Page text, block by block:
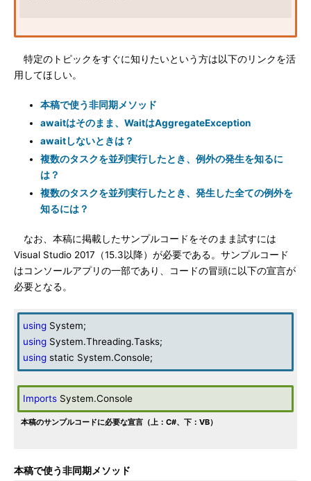
特定のトピックをすぐに知りたいという方は以下のリンクを活
用してほしい。
本稿で使う非同期メソッド
awaitはそのまま、WaitはAggregateException
awaitしないときは？
複数のタスクを並列実行したとき、例外の発生を知るに
は？
複数のタスクを並列実行したとき、発生した全ての例外を
知るには？
なお、本稿に掲載したサンプルコードをそのまま試すには
Visual Studio 2017（15.3以降）が必要である。サンプルコード
はコンソールアプリの一部であり、コードの冒頭に以下の宣言が
必要となる。
using System;
using System.Threading.Tasks;
using static System.Console;
Imports System.Console
本稿のサンプルコードに必要な宣言（上：C#、下：VB）
本稿で使う非同期メソッド